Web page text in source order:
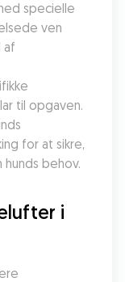
specielle
ven
af
til opgaven.
for at sikre,
behov.
i